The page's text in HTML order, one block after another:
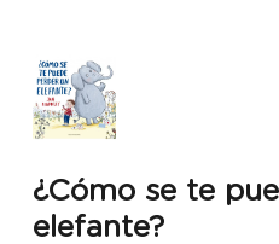
¿Cómo se te
elefante?